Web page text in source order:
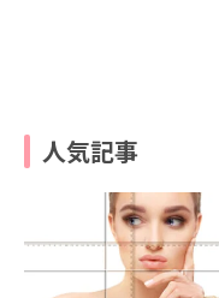
人気記事